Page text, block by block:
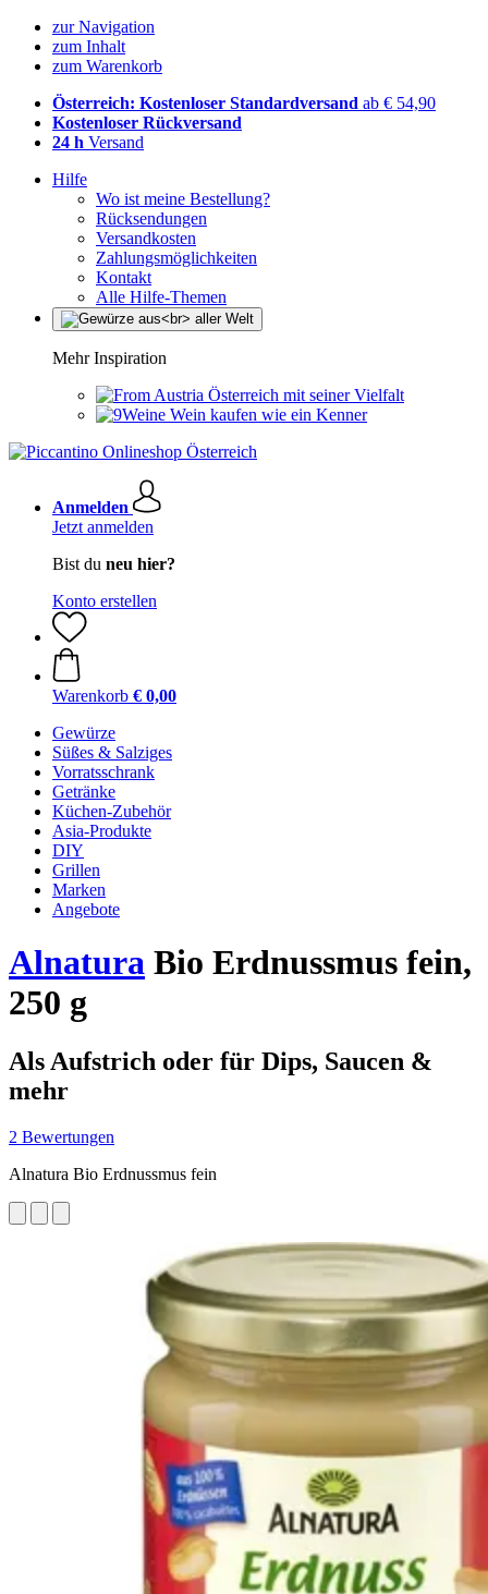
zur Navigation
zum Inhalt
zum Warenkorb
Österreich: Kostenloser Standardversand ab € 54,90
Kostenloser Rückversand
24 h Versand
Hilfe
Wo ist meine Bestellung?
Rücksendungen
Versandkosten
Zahlungsmöglichkeiten
Kontakt
Alle Hilfe-Themen
Mehr Inspiration
Österreich mit seiner Vielfalt
Wein kaufen wie ein Kenner
Anmelden
Jetzt anmelden
Bist du neu hier?
Konto erstellen
Warenkorb € 0,00
Gewürze
Süßes & Salziges
Vorratsschrank
Getränke
Küchen-Zubehör
Asia-Produkte
DIY
Grillen
Marken
Angebote
Alnatura Bio Erdnussmus fein,
250 g
Als Aufstrich oder für Dips, Saucen &
mehr
2 Bewertungen
Alnatura Bio Erdnussmus fein